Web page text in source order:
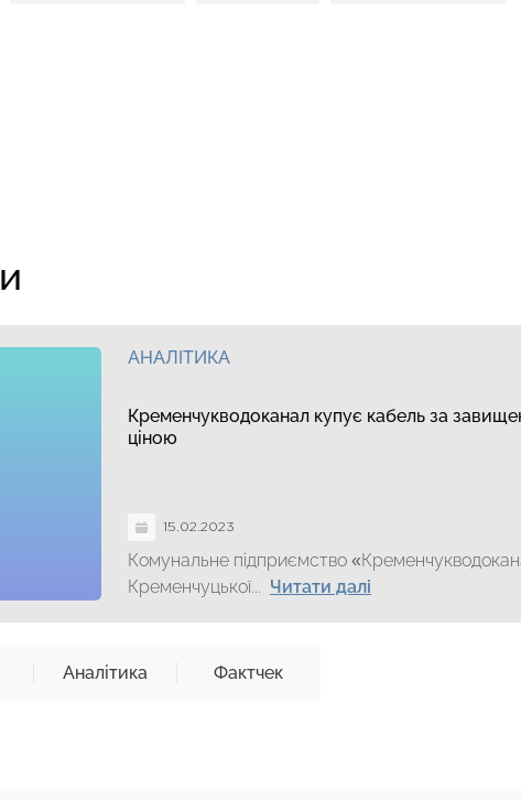
АНАЛІТИКА
Кременчукводоканал купує кабель за
ціною
15.02.2023
Комунальне підприємство
Кременчуцької... Читати далі
Аналітика Фактчек